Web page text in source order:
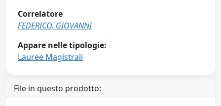
Correlatore
FEDERICO, GIOVANNI
Appare nelle tipologie:
Lauree Magistrali
File in questo prodotto: